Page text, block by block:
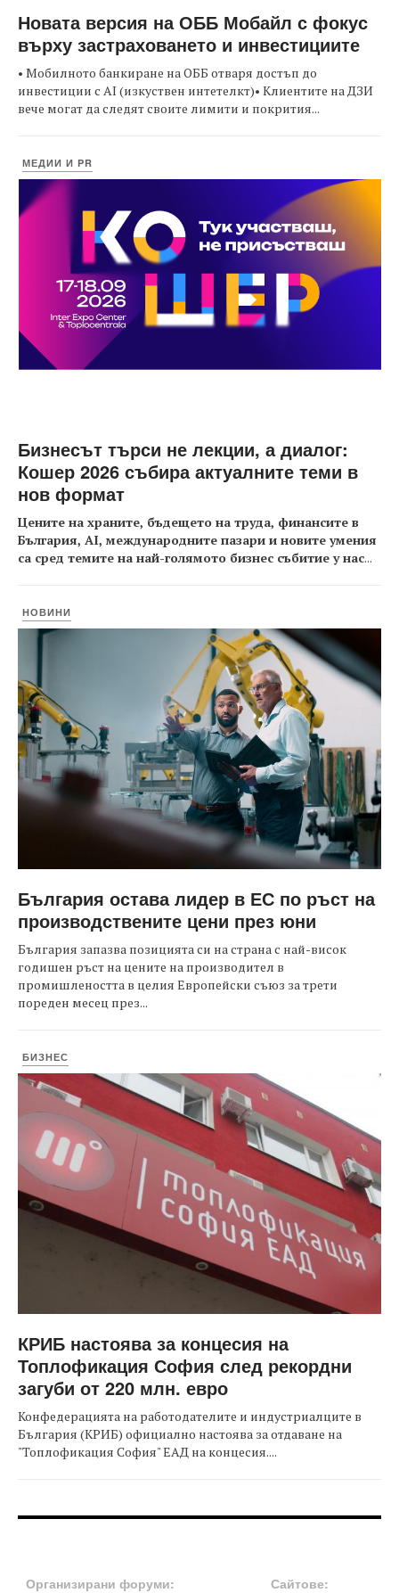
Новата версия на ОББ Мобайл с фокус
върху застраховането и инвестициите
• Мобилното банкиране на ОББ отваря достъп до
инвестиции с AI (изкуствен интетелкт)• Клиентите на ДЗИ
вече могат да следят своите лимити и покрития...
МЕДИИ И PR
Бизнесът търси не лекции, а диалог:
Кошер 2026 събира актуалните теми в
нов формат
Цените на храните, бъдещето на труда, финансите в
България, AI, международните пазари и новите умения
са сред темите на най-голямото бизнес събитие у нас...
НОВИНИ
България остава лидер в ЕС по ръст на
производствените цени през юни
България запазва позицията си на страна с най-висок
годишен ръст на цените на производител в
промишлеността в целия Европейски съюз за трети
пореден месец през...
БИЗНЕС
КРИБ настоява за концесия на
Топлофикация София след рекордни
загуби от 220 млн. евро
Конфедерацията на работодателите и индустриалците в
България (КРИБ) официално настоява за отдаване на
"Топлофикация София" ЕАД на концесия....
Организирани форуми: Сайтове: